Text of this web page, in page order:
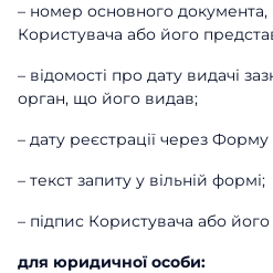
– номер основного документа,
Користувача або його
– відомості про дату видачі
орган, що його видав;
– дату реєстрації через Форму
– текст запиту у вільній формі;
– підпис Користувача або
для юридичної особи: